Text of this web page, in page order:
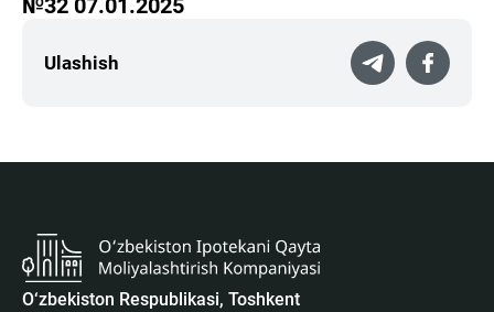
№32 07.01.2025
Ulashish
O‘zbekiston Respublikasi, Toshkent